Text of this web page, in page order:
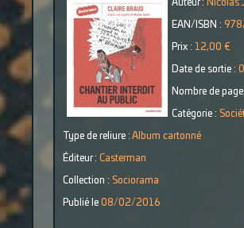
Auteur : Nicolas
EAN/ISBN :
Prix : 12,00 €
Date de sortie :
Nombre de
Catégorie :
Type de reliure : Album cartonné
Éditeur : Casterman
Collection : Sociorama
Publié le 08/02/2016